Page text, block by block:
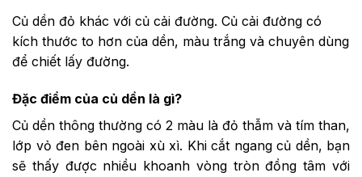
Củ dền đỏ khác với củ cải đường. Củ cải đường có
kích thước to hơn của dền, màu trắng và chuyên dùng
để chiết lấy đường.
Đặc điểm của củ dền là gì?
Củ dền thông thường có 2 màu là đỏ thẫm và tím than,
lớp vỏ đen bên ngoài xù xì. Khi cắt ngang củ dền, bạn
sẽ thấy được nhiều khoanh vòng tròn đồng tâm với